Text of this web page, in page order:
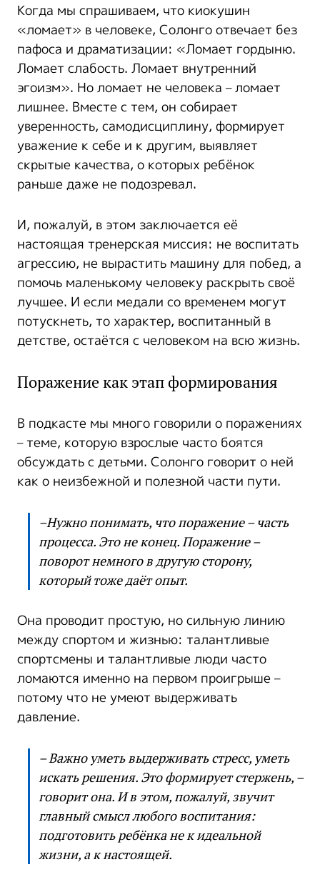
Когда мы спрашиваем, что киокушин
«ломает» в человеке, Солонго отвечает без
пафоса и драматизации: «Ломает гордыню.
Ломает слабость. Ломает внутренний
эгоизм». Но ломает не человека – ломает
лишнее. Вместе с тем, он собирает
уверенность, самодисциплину, формирует
уважение к себе и к другим, выявляет
скрытые качества, о которых ребёнок
раньше даже не подозревал.
И, пожалуй, в этом заключается её
настоящая тренерская миссия: не воспитать
агрессию, не вырастить машину для побед, а
помочь маленькому человеку раскрыть своё
лучшее. И если медали со временем могут
потускнеть, то характер, воспитанный в
детстве, остаётся с человеком на всю жизнь.
Поражение как этап формирования
В подкасте мы много говорили о поражениях
– теме, которую взрослые часто боятся
обсуждать с детьми. Солонго говорит о ней
как о неизбежной и полезной части пути.
–Нужно понимать, что поражение – часть
процесса. Это не конец. Поражение –
поворот немного в другую сторону,
который тоже даёт опыт.
Она проводит простую, но сильную линию
между спортом и жизнью: талантливые
спортсмены и талантливые люди часто
ломаются именно на первом проигрыше –
потому что не умеют выдерживать
давление.
– Важно уметь выдерживать стресс, уметь
искать решения. Это формирует стержень, –
говорит она. И в этом, пожалуй, звучит
главный смысл любого воспитания:
подготовить ребёнка не к идеальной
жизни, а к настоящей.